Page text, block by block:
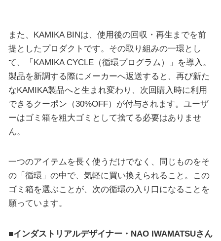
また、KAMIKA BINは、使用後の回収・再生までを前
提としたプロダクトです。その取り組みの一環とし
て、「KAMIKA CYCLE（循環プログラム）」を導入。
製品を新調する際にメーカーへ返送すると、再び新た
なKAMIKA製品へと生まれ変わり、次回購入時に利用
できるクーポン（30%OFF）が付与されます。ユーザ
ーはゴミ箱を粗大ゴミとして捨てる必要はありませ
ん。
一つのアイテムを長く使うだけでなく、同じものをそ
の「循環」の中で、気軽に買い換えられること。この
ゴミ箱を選ぶことが、次の循環の入り口になることを
願っています。
■インダストリアルデザイナー・NAO IWAMATSUさん